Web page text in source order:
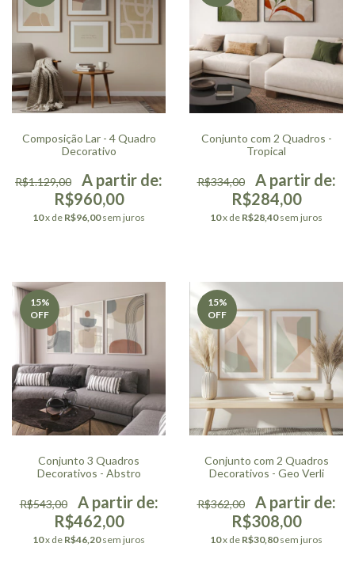
Composição Lar - 4 Quadro
Decorativo
R$1.129,00
R$960,00
10x de R$96,00 sem juros
Conjunto com 2 Quadros -
Tropical
R$334,00
R$284,00
10x de R$28,40 sem juros
15%
OFF
Conjunto 3 Quadros
Decorativos - Abstro
R$543,00
R$462,00
10x de R$46,20 sem juros
15%
OFF
Conjunto com 2 Quadros
Decorativos - Geo Verli
R$362,00
R$308,00
10x de R$30,80 sem juros